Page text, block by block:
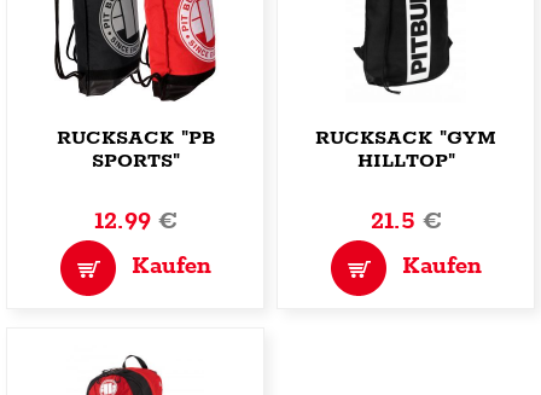
RUCKSACK "PB
SPORTS"
12.99€
Kaufen
RUCKSACK "GYM
HILLTOP"
21.5€
Kaufen